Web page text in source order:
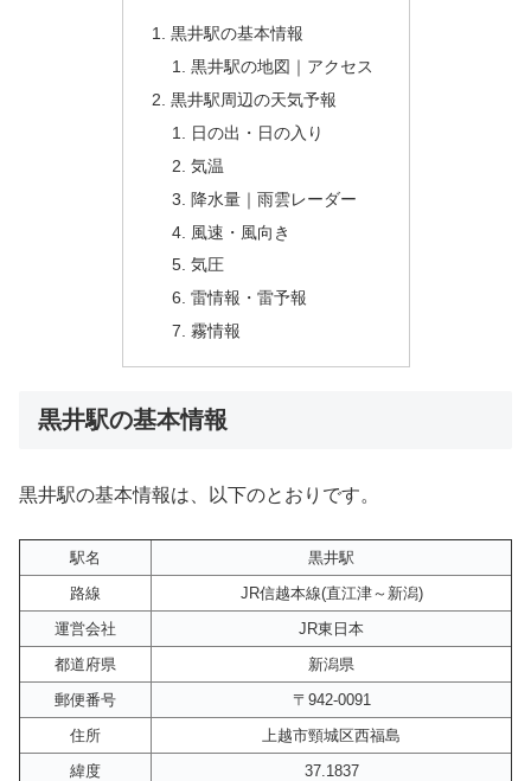
黒井駅の基本情報
黒井駅の地図｜アクセス
黒井駅周辺の天気予報
日の出・日の入り
気温
降水量｜雨雲レーダー
風速・風向き
気圧
雷情報・雷予報
霧情報
黒井駅の基本情報
黒井駅の基本情報は、以下のとおりです。
駅名
黒井駅
路線
JR信越本線(直江津～新潟)
運営会社
JR東日本
都道府県
新潟県
郵便番号
〒942-0091
住所
上越市頸城区西福島
緯度
37.1837